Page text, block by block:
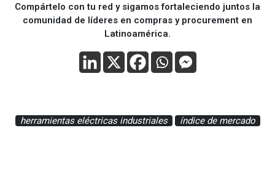
Compártelo con tu red y sigamos fortaleciendo juntos la
comunidad de líderes en compras y procurement en
Latinoamérica.
herramientas eléctricas industriales índice de mercado